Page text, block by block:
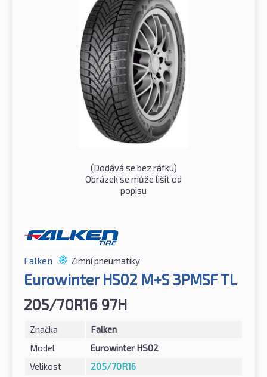
(Dodává se bez ráfku)
Obrázek se může lišit od
popisu
Falken Zimní pneumatiky
Eurowinter HS02 M+S 3PMSF TL
205/70R16 97H
Značka
Falken
Model
Eurowinter HS02
Velikost
205/70R16